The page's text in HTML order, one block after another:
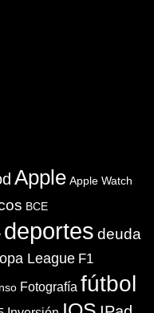
Apple Apple Watch
BCE
deportes deuda
League F1
Fotografía fútbol